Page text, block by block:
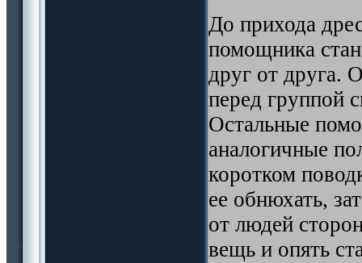
До прихода
помощника
друг от друга.
перед группой
Остальные
аналогичные
коротком
ее обнюхать,
от людей
вещь и опять